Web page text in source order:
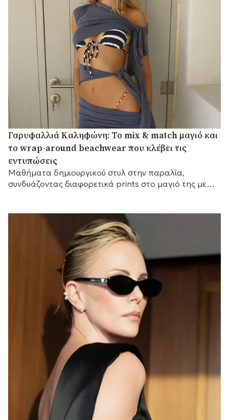
Γαρυφαλλιά Καληφώνη: Το mix & match μαγιό και
το wrap-around beachwear που κλέβει τις
εντυπώσεις
Mαθήματα δημιουργικού στυλ στην παραλία,
συνδυάζοντας διαφορετικά prints στο μαγιό της με